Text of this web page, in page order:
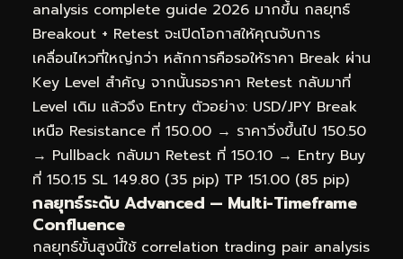
analysis complete guide 2026 มากขึ้น กลยุทธ์
Breakout + Retest จะเปิดโอกาสให้คุณจับการ
เคลื่อนไหวที่ใหญ่กว่า หลักการคือรอให้ราคา Break ผ่าน
Key Level สำคัญ จากนั้นรอราคา Retest กลับมาที่
Level เดิม แล้วจึง Entry ตัวอย่าง: USD/JPY Break
เหนือ Resistance ที่ 150.00 → ราคาวิ่งขึ้นไป 150.50
→ Pullback กลับมา Retest ที่ 150.10 → Entry Buy
ที่ 150.15 SL 149.80 (35 pip) TP 151.00 (85 pip)
กลยุทธ์ระดับ Advanced — Multi-Timeframe
Confluence
กลยุทธ์ขั้นสูงนี้ใช้ correlation trading pair analysis